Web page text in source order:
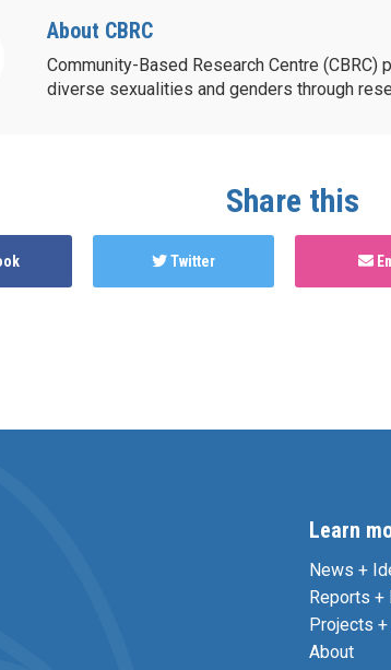
About CBRC
Community-Based Research Centre
diverse sexualities and genders through
Share this
Twitter
Learn
News +
Reports +
Projects
About